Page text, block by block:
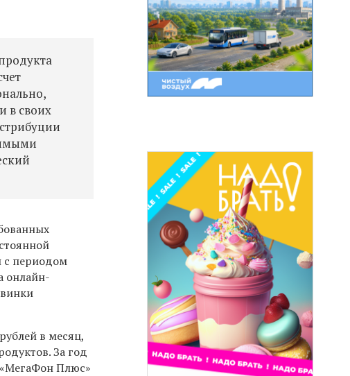
в своих
с периодом
онлайн-
в месяц,
За год
«МегаФон Плюс»